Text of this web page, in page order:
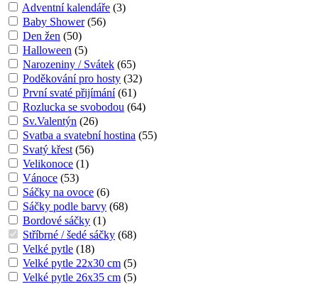
Adventní kalendáře (3)
Baby Shower (56)
Den žen (50)
Halloween (5)
Narozeniny / Svátek (65)
Poděkování pro hosty (32)
První svaté přijímání (61)
Rozlucka se svobodou (64)
Sv.Valentýn (26)
Svatba a svatební hostina (55)
Svatý křest (56)
Velikonoce (1)
Vánoce (53)
Sáčky na ovoce (6)
Sáčky podle barvy (68)
Bordové sáčky (1)
Stříbrné / šedé sáčky (68)
Velké pytle (18)
Velké pytle 22x30 cm (5)
Velké pytle 26x35 cm (5)